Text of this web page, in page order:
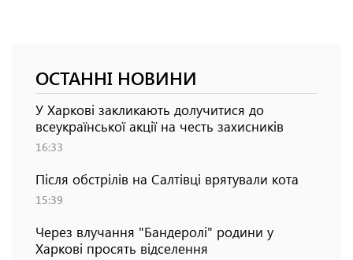
ОСТАННІ НОВИНИ
У Харкові закликають долучитися до
всеукраїнської акції на честь захисників
16:33
Після обстрілів на Салтівці врятували кота
15:39
Через влучання "Бандеролі" родини у
Харкові просять відселення